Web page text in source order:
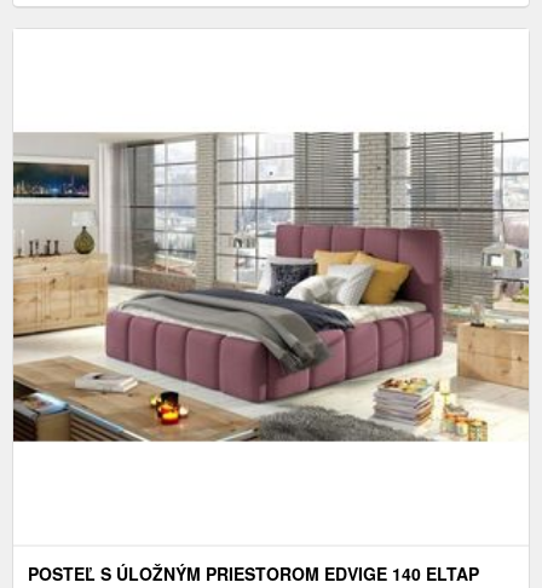
POSTEĽ S ÚLOŽNÝM PRIESTOROM EDVIGE 140 ELTAP